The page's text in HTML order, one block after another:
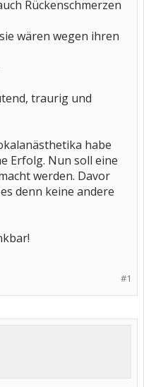
Rückenschmerzen
wären wegen ihren
traurig und
habe
Erfolg. Nun soll eine
werden. Davor
denn keine andere
#1